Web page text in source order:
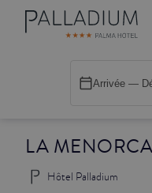
LA
Hôtel Palladium
Arrivée —
SINGLE BALCON
DOBLE RED